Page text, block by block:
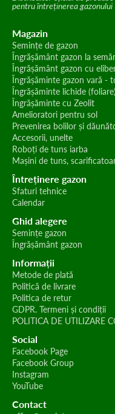
pentru întreținerea gazonului
Magazin
Semințe de gazon
Îngrășământ gazon la
Îngrășământ gazon cu
Îngrășăminte gazon vară -
Îngrășăminte lichide (foliare)
Îngrășăminte cu Zeolit
Amelioratori pentru sol
Prevenirea bolilor și
Accesorii, unelte
Roboți de tuns iarba
Mașini de tuns,
Întreținere gazon
Sfaturi tehnice
Calendar
Ghid alegere
Semințe gazon
Îngrășământ gazon
Informații
Metode de plată
Politică de livrare
Politica de retur
GDPR. Termeni și condiții
POLITICA DE UTILIZARE
Social
Facebook Page
Facebook Group
Instagram
YouTube
Contact